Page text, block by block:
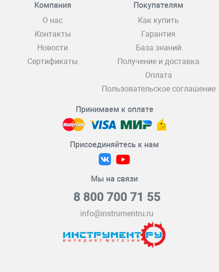
Компания
О нас
Контакты
Новости
Сертификаты
Покупателям
Как купить
Гарантия
База знаний
Получение и доставка
Оплата
Пользовательское соглашение
Принимаем к оплате
Присоединяйтесь к нам
Мы на связи
8 800 700 71 55
info@instrumentru.ru